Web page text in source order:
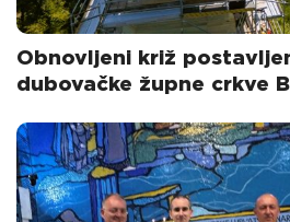
Obnovljeni križ
dubovačke župne crkve